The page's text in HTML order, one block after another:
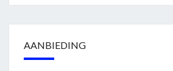
AANBIEDING